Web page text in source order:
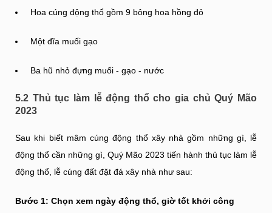
Hoa cúng động thổ gồm 9 bông hoa hồng đỏ
Một đĩa muối gạo
Ba hũ nhỏ đựng muối - gạo - nước
5.2 Thủ tục làm lễ động thổ cho gia chủ Quý Mão
2023
Sau khi biết mâm cúng động thổ xây nhà gồm những gì, lễ
động thổ cần những gì, Quý Mão 2023 tiến hành thủ tục làm lễ
động thổ, lễ cúng đất đặt đá xây nhà như sau:
Bước 1: Chọn xem ngày động thổ, giờ tốt khởi công